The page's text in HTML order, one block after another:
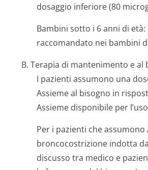
dosaggio inferiore (80
Bambini sotto i 6 anni di età:
raccomandato nei bambini
B. Terapia di mantenimento e al
I pazienti assumono una
Assieme al bisogno in
Assieme disponibile per
Per i pazienti che
broncocostrizione indotta
discusso tra medico e